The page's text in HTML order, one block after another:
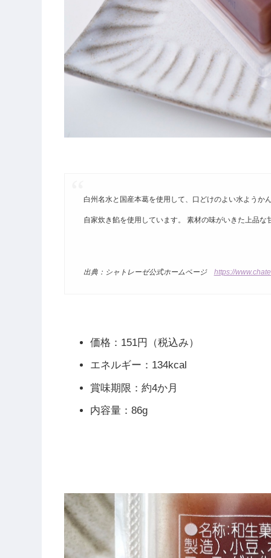
白州名水と国産本葛を使用して、口どけのよい水ようか
自家炊き餡を使用しています。 素材の味がいきた上品な
出典：シャトレーゼ公式ホームページ https://
価格：151円（税込み）
エネルギー：134kcal
賞味期限：約4か月
内容量：86g